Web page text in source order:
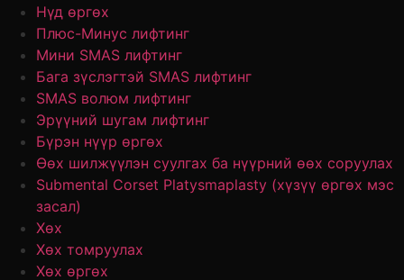
Нүд өргөх
Плюс-Минус лифтинг
Мини SMAS лифтинг
Бага зүслэгтэй SMAS лифтинг
SMAS волюм лифтинг
Эрүүний шугам лифтинг
Бүрэн нүүр өргөх
Өөх шилжүүлэн суулгах ба нүүрний өөх соруулах
Submental Corset Platysmaplasty (хүзүү өргөх мэс
засал)
Хөх
Хөх томруулах
Хөх өргөх